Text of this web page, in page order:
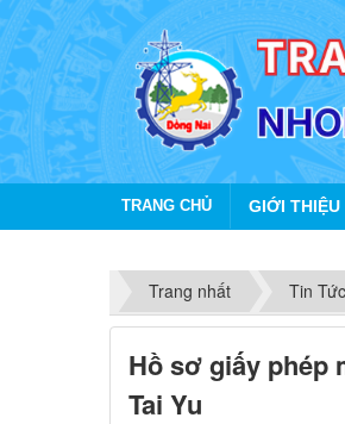
TRANG CHỦ GIỚI THIỆU
Trang nhất Tin Tức
Hồ sơ giấy phép
Tai Yu